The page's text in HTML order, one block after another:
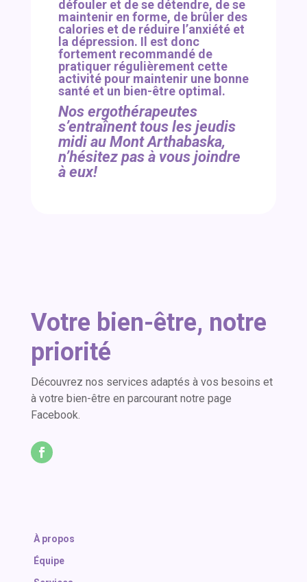
défouler et de se détendre, de se
maintenir en forme, de brûler des
calories et de réduire l’anxiété et
la dépression. Il est donc
fortement recommandé de
pratiquer régulièrement cette
activité pour maintenir une bonne
santé et un bien-être optimal.
Nos ergothérapeutes
s’entraînent tous les jeudis
midi au Mont Arthabaska,
n’hésitez pas à vous joindre
à eux!
Votre bien-être, notre
priorité
Découvrez nos services adaptés à vos besoins et
à votre bien-être en parcourant notre page
Facebook.
À propos
Équipe